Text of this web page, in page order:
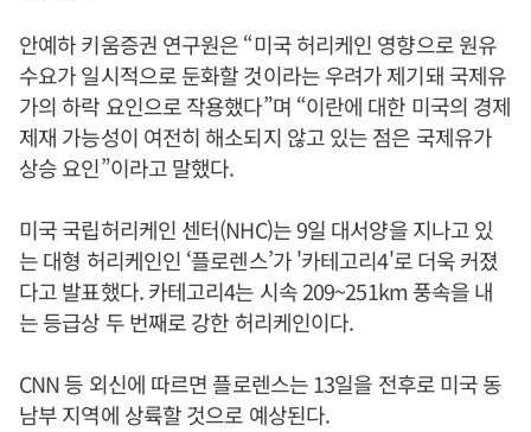
안예하 키움증권 연구원은 “미국 허리케인 영향으로 원유
수요가 일시적으로 둔화할 것이라는 우려가 제기돼 국제유
가의 하락 요인으로 작용했다”며 “이란에 대한 미국의 경제
제재 가능성이 여전히 해소되지 않고 있는 점은 국제유가
상승 요인”이라고 말했다.
미국 국립허리케인 센터(NHC)는 9일 대서양을 지나고 있
는 대형 허리케인인 ‘플로렌스’가 '카테고리4'로 더욱 커졌
다고 발표했다. 카테고리4는 시속 209~251km 풍속을 내
는 등급상 두 번째로 강한 허리케인이다.
CNN 등 외신에 따르면 플로렌스는 13일을 전후로 미국 동
남부 지역에 상륙할 것으로 예상된다.